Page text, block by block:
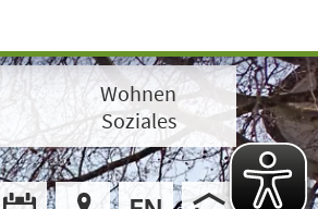
Wohnen
Soziales